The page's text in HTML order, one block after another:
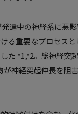
達中の神経系に悪
る重要なプロセス
た *1,*2。総神経突
神経突起伸長を阻